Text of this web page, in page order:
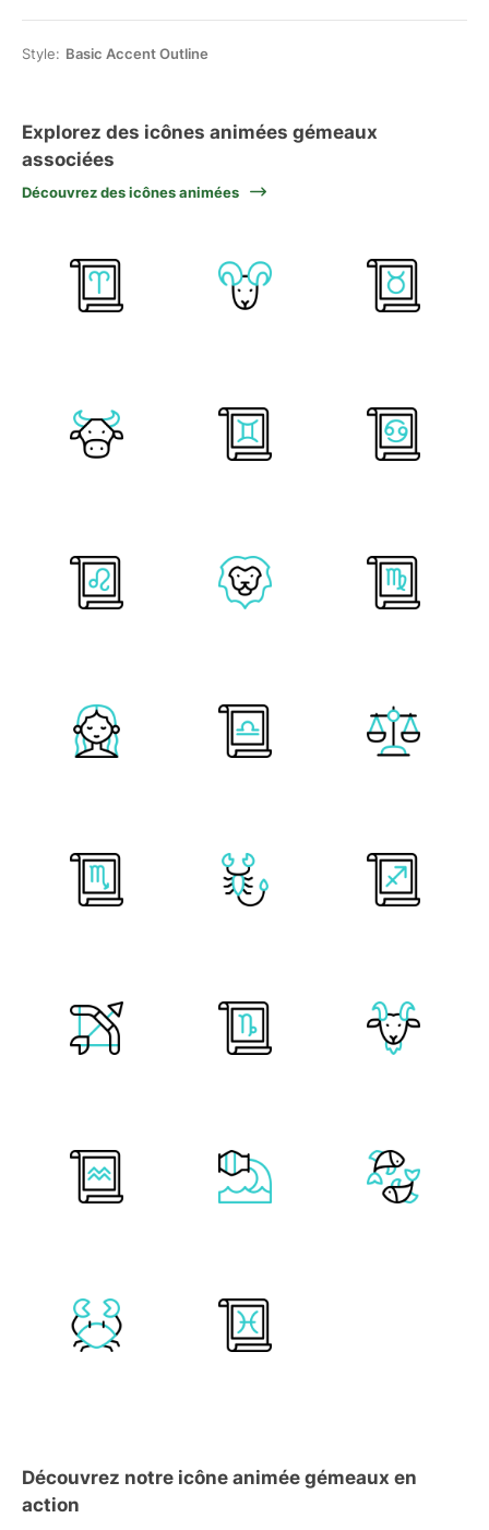
Style: Basic Accent Outline
Explorez des icônes animées gémeaux
associées
Découvrez des icônes animées
Découvrez notre icône animée gémeaux en
action